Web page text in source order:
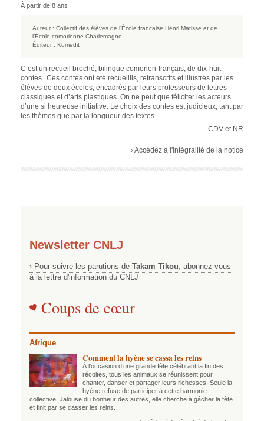
À partir de 8 ans
Auteur : Collectif des élèves de l’École française Henri Matisse et de
l’École comorienne Charlemagne
Éditeur : Komedit
C’est un recueil broché, bilingue comorien-français, de dix-huit
contes. Ces contes ont été recueillis, retranscrits et illustrés par les
élèves de deux écoles, encadrés par leurs professeurs de lettres
classiques et d’arts plastiques. On ne peut que féliciter les acteurs
d’une si heureuse initiative. Le choix des contes est judicieux, tant par
les thèmes que par la longueur des textes.
CDV et NR
› Accédez à l'intégralité de la notice
Newsletter CNLJ
› Pour suivre les parutions de Takam Tikou, abonnez-vous
à la lettre d'information du CNLJ
Coups de cœur
Afrique
Comment la hyène se cassa les reins
À l’occasion d’une grande fête célébrant la fin des
récoltes, tous les animaux se réunissent pour
chanter, danser et partager leurs richesses. Seule la
hyène refuse de participer à cette harmonie
collective. Jalouse du bonheur des autres, elle cherche à gâcher la fête
et finit par se casser les reins.